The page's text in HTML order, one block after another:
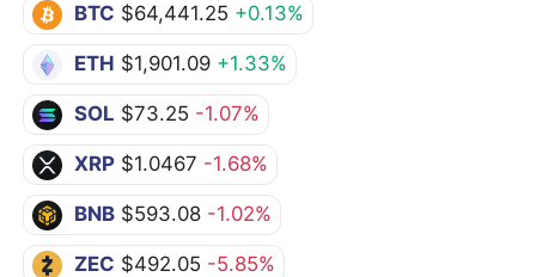
BTC $64,441.25 +0.13%
ETH $1,901.09 +1.33%
SOL $73.25 -1.07%
XRP $1.0467 -1.68%
BNB $593.08 -1.02%
ZEC $492.05 -5.85%